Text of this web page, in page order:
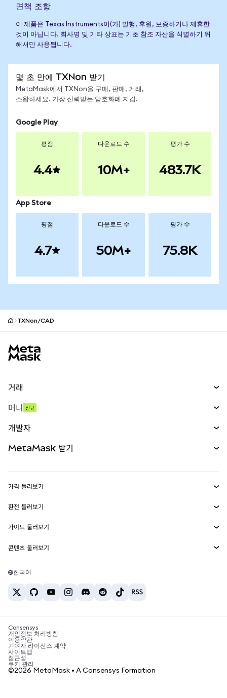
면책 조항
이 제품은 Texas Instruments이(가) 발행, 후원, 보증하거나 제휴한
것이 아닙니다. 회사명 및 기타 상표는 기초 참조 자산을 식별하기 위
해서만 사용됩니다.
몇 초 만에 TXNon 받기
MetaMask에서 TXNon을 구매, 판매, 거래,
스왑하세요. 가장 신뢰받는 암호화폐 지갑.
Google Play
평점
4.4
다운로드 수
10M+
평가 수
483.7K
App Store
평점
4.7
다운로드 수
50M+
평가 수
75.8K
TXNon/CAD
거래
무기한 선물
실물자산
머니 신규
개발자
MetaMask Connect
Snaps
웹3 서비스
MetaMask 받기
보안
고객 지원
채용
가격 둘러보기
이더리움 가격
솔라나 가격
테더 가격
환전 둘러보기
ETH를 USD로 환전
USDT를 INR로 환전
BTC를 INR로 환전
ETH를 USDT로 환전
가이드 둘러보기
ETH 매수
USDT 매수
SHIB 매수
BNB 매수
콘텐츠 둘러보기
솔라나 지갑
암호화폐 세금 뉴스
암호화폐 매수 방법
비트코인 매도 방법
한국어
Consensys
개인정보 처리방침
이용약관
기여자 라이선스 계약
사이트맵
접근성
쿠키 관리
©2026 MetaMask • A Consensys Formation